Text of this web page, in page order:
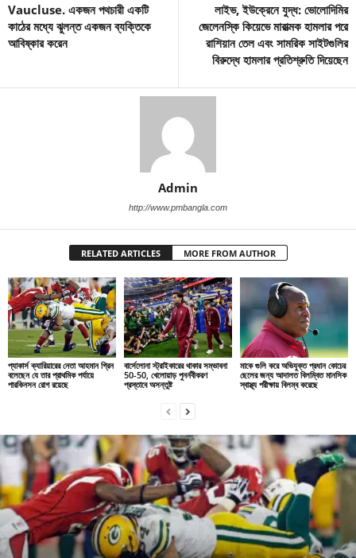
Vaucluse. একজন পথচারী একটি
কাঠের মধ্যে ঝুলন্ত একজন ব্যক্তিকে
আবিষ্কার করেন
লাইভ, ইউক্রেনে যুদ্ধ: ভোলোদিমির
জেলেনস্কি কিয়েভে মারাত্মক হামলার পরে
রাশিয়ান তেল এবং সামরিক সাইটগুলির
বিরুদ্ধে হামলার প্রতিশ্রুতি দিয়েছেন
Admin
http://www.pmbangla.com
RELATED ARTICLES MORE FROM AUTHOR
প্যাকার্স ক্যারিয়ারের নেতা আহমান গ্রিন
বলেছেন যে তার প্রাথমিক পর্যায়ে
পারকিনসন রোগ রয়েছে
বার্সেলোনা স্ট্রাইকারের থাকার সম্ভাবনা
50-50, খেলোয়াড় পুনর্নবীকরণ
প্রস্তাবে অসন্তুষ্ট
মাকে গুলি করে অভিযুক্ত প্রধান কোচের
ছেলের জন্য আদালত বিলম্বিত মানসিক
স্বাস্থ্য পরীক্ষায় বিলম্ব করেছে